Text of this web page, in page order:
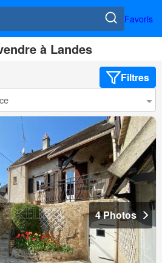
Favoris
à Landes
Filtres
4 Photos